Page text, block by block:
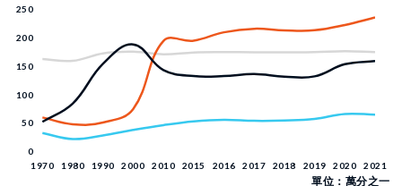
單位：萬分之一